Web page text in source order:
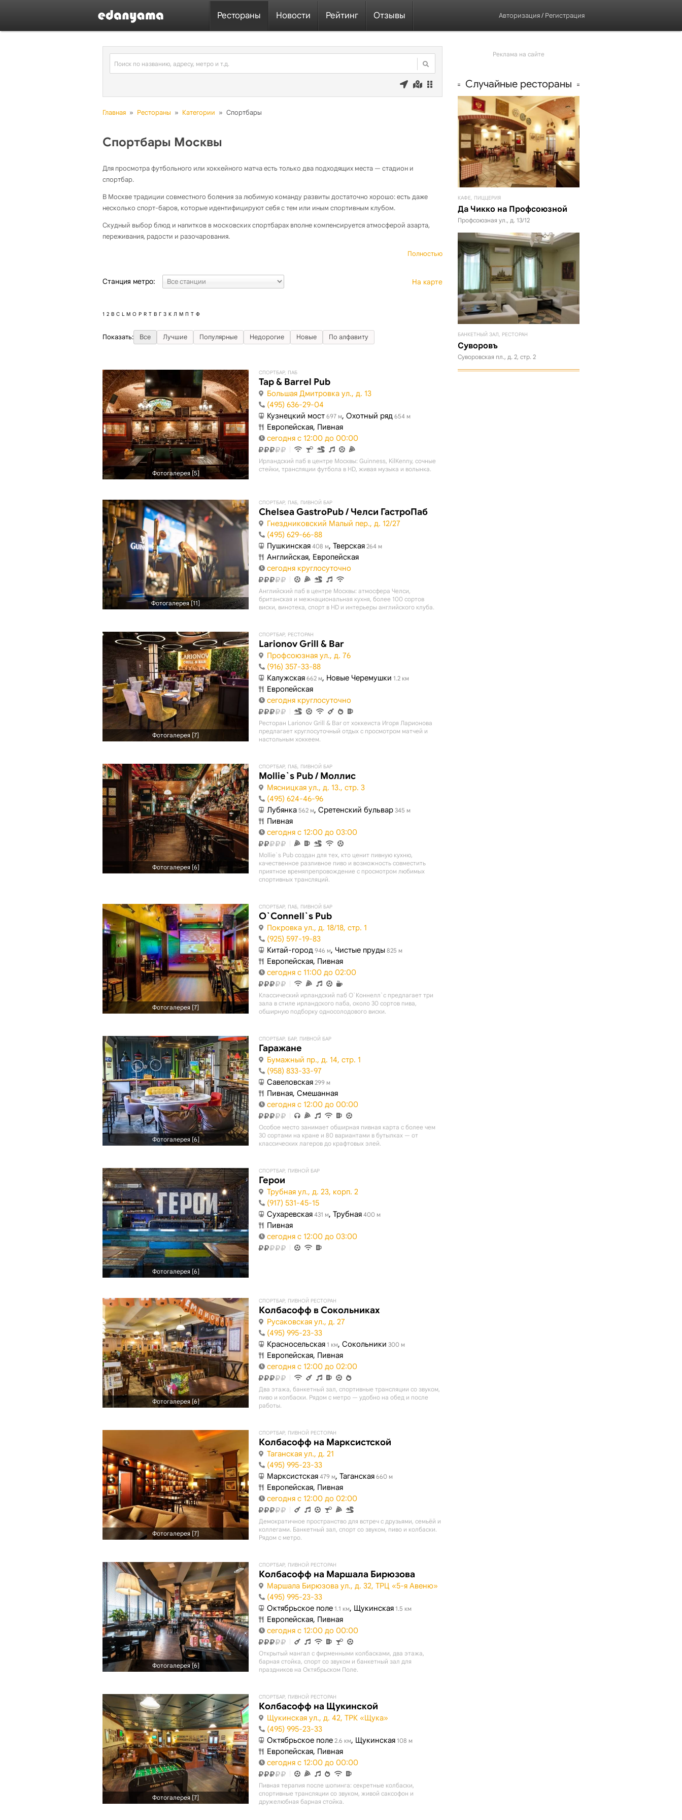
Рестораны Новости Рейтинг Отзывы Авторизация/ Регистрация
Главная » Рестораны » Категории » Спортбары
Спортбары Москвы
Для просмотра футбольного или хоккейного матча есть только два подходящих места — стадион и
спортбар.
В Москве традиции совместного боления за любимую команду развиты достаточно хорошо: есть даже
несколько спорт-баров, которые идентифицируют себя с тем или иным спортивным клубом.
Скудный выбор блюд и напитков в московских спортбарах вполне компенсируется атмосферой азарта,
переживания, радости и разочарования.
Полностью
Станция метро: На карте
1 2 B C L M O P R T В Г З К Л М П Т Ф
Показать: Все Лучшие Популярные Недорогие Новые По алфавиту
Фотогалерея [5]
СПОРТБАР, ПАБ
Tap & Barrel Pub
Большая Дмитровка ул., д. 13
(495) 636-29-04
Кузнецкий мост 697 м, Охотный ряд 654 м
Европейская, Пивная
сегодня с 12:00 до 00:00
Ирландский паб в центре Москвы: Guinness, KilKenny, сочные
стейки, трансляции футбола в HD, живая музыка и волынка.
Фотогалерея [11]
СПОРТБАР, ПАБ, ПИВНОЙ БАР
Chelsea GastroPub / Челси ГастроПаб
Гнездниковский Малый пер., д. 12/27
(495) 629-66-88
Пушкинская 408 м, Тверская 264 м
Английская, Европейская
сегодня круглосуточно
Английский паб в центре Москвы: атмосфера Челси,
британская и межнациональная кухня, более 100 сортов
виски, винотека, спорт в HD и интерьеры английского клуба.
Фотогалерея [7]
СПОРТБАР, РЕСТОРАН
Larionov Grill & Bar
Профсоюзная ул., д. 76
(916) 357-33-88
Калужская 662 м, Новые Черемушки 1.2 км
Европейская
сегодня круглосуточно
Ресторан Larionov Grill & Bar от хоккеиста Игоря Ларионова
предлагает круглосуточный отдых с просмотром матчей и
настольным хоккеем.
Фотогалерея [6]
СПОРТБАР, ПАБ, ПИВНОЙ БАР
Mollie`s Pub / Моллис
Мясницкая ул., д. 13., стр. 3
(495) 624-46-96
Лубянка 562 м, Сретенский бульвар 345 м
Пивная
сегодня с 12:00 до 03:00
Mollie`s Pub создан для тех, кто ценит пивную кухню,
качественное разливное пиво и возможность совместить
приятное времяпрепровождение с просмотром любимых
спортивных трансляций.
Фотогалерея [7]
СПОРТБАР, ПАБ, ПИВНОЙ БАР
O`Connell`s Pub
Покровка ул., д. 18/18, стр. 1
(925) 597-19-83
Китай-город 946 м, Чистые пруды 825 м
Европейская, Пивная
сегодня с 11:00 до 02:00
Классический ирландский паб О`Коннелл`с предлагает три
зала в стиле ирландского паба, около 30 сортов пива,
обширную подборку односолодового виски.
Фотогалерея [6]
СПОРТБАР, БАР, ПИВНОЙ БАР
Гаражане
Бумажный пр., д. 14, стр. 1
(958) 833-33-97
Савеловская 299 м
Пивная, Смешанная
сегодня с 12:00 до 00:00
Особое место занимает обширная пивная карта с более чем
30 сортами на кране и 80 вариантами в бутылках — от
классических лагеров до крафтовых элей.
Фотогалерея [6]
СПОРТБАР, ПИВНОЙ БАР
Герои
Трубная ул., д. 23, корп. 2
(917) 531-45-15
Сухаревская 431 м, Трубная 400 м
Пивная
сегодня с 12:00 до 03:00
Фотогалерея [6]
СПОРТБАР, ПИВНОЙ РЕСТОРАН
Колбасофф в Сокольниках
Русаковская ул., д. 27
(495) 995-23-33
Красносельская 1 км, Сокольники 300 м
Европейская, Пивная
сегодня с 12:00 до 02:00
Два этажа, банкетный зал, спортивные трансляции со звуком,
пиво и колбаски. Рядом с метро — удобно на обед и после
работы.
Фотогалерея [7]
СПОРТБАР, ПИВНОЙ РЕСТОРАН
Колбасофф на Марксистской
Таганская ул., д. 21
(495) 995-23-33
Марксистская 479 м, Таганская 660 м
Европейская, Пивная
сегодня с 12:00 до 02:00
Демократичное пространство для встреч с друзьями, семьёй и
коллегами. Банкетный зал, спорт со звуком, пиво и колбаски.
Рядом с метро.
Фотогалерея [6]
СПОРТБАР, ПИВНОЙ РЕСТОРАН
Колбасофф на Маршала Бирюзова
Маршала Бирюзова ул., д. 32, ТРЦ «5-я Авеню»
(495) 995-23-33
Октябрьское поле 1.1 км, Щукинская 1.5 км
Европейская, Пивная
сегодня с 12:00 до 00:00
Открытый мангал с фирменными колбасками, два этажа,
барная стойка, спорт со звуком и банкетный зал для
праздников на Октябрьском Поле.
Фотогалерея [7]
СПОРТБАР, ПИВНОЙ РЕСТОРАН
Колбасофф на Щукинской
Щукинская ул., д. 42, ТРК «Щука»
(495) 995-23-33
Октябрьское поле 2.6 км, Щукинская 108 м
Европейская, Пивная
сегодня с 12:00 до 00:00
Пивная терапия после шопинга: секретные колбаски,
спортивные трансляции со звуком, живой саксофон и
дружелюбная барная стойка.
Реклама на сайте
Случайные рестораны
КАФЕ, ПИЦЦЕРИЯ
Да Чикко на Профсоюзной
Профсоюзная ул., д. 13/12
БАНКЕТНЫЙ ЗАЛ, РЕСТОРАН
Суворовъ
Суворовская пл., д. 2, стр. 2